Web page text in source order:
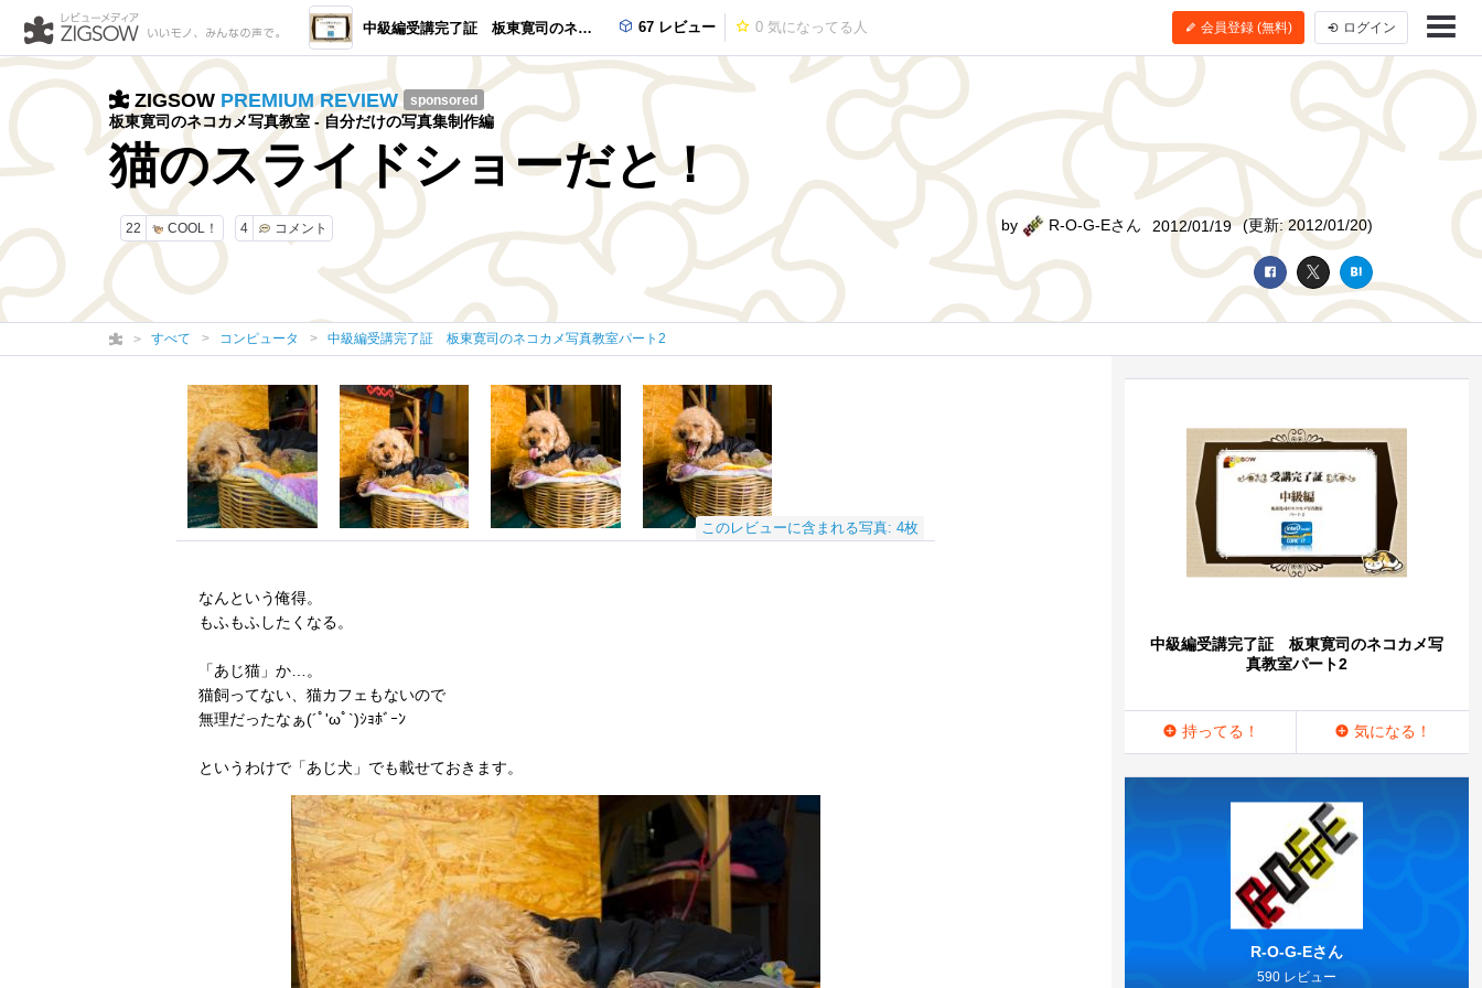
中級編受講完了証 板東寛司のネコカメ写真教室パート2 67 レビュー 0 気になってる人 会員登録 (無料) ログイン
ZIGSOW PREMIUM REVIEW sponsored
板東寛司のネコカメ写真教室 - 自分だけの写真集制作編
猫のスライドショーだと！
22 COOL！ 4 コメント by R-O-G-Eさん 2012/01/19 (更新: 2012/01/20)
すべて コンピュータ 中級編受講完了証 板東寛司のネコカメ写真教室パート2
このレビューに含まれる写真: 4枚
なんという俺得。
もふもふしたくなる。
「あじ猫」か…。
猫飼ってない、猫カフェもないので
無理だったなぁ(´ﾟ'ωﾟ`)ｼｮﾎﾞｰﾝ
というわけで「あじ犬」でも載せておきます。
中級編受講完了証 板東寛司のネコカメ写
真教室パート2
持ってる！ 気になる！
R-O-G-Eさん
590 レビュー